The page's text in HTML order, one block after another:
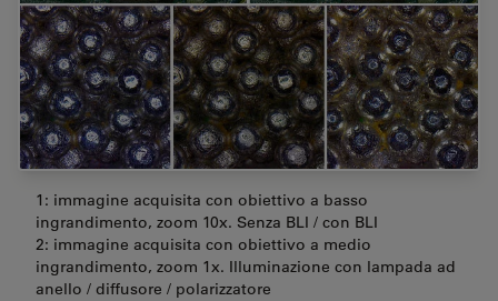
1: immagine acquisita con obiettivo a basso
ingrandimento, zoom 10x. Senza BLI / con BLI
2: immagine acquisita con obiettivo a medio
ingrandimento, zoom 1x. Illuminazione con lampada ad
anello / diffusore / polarizzatore